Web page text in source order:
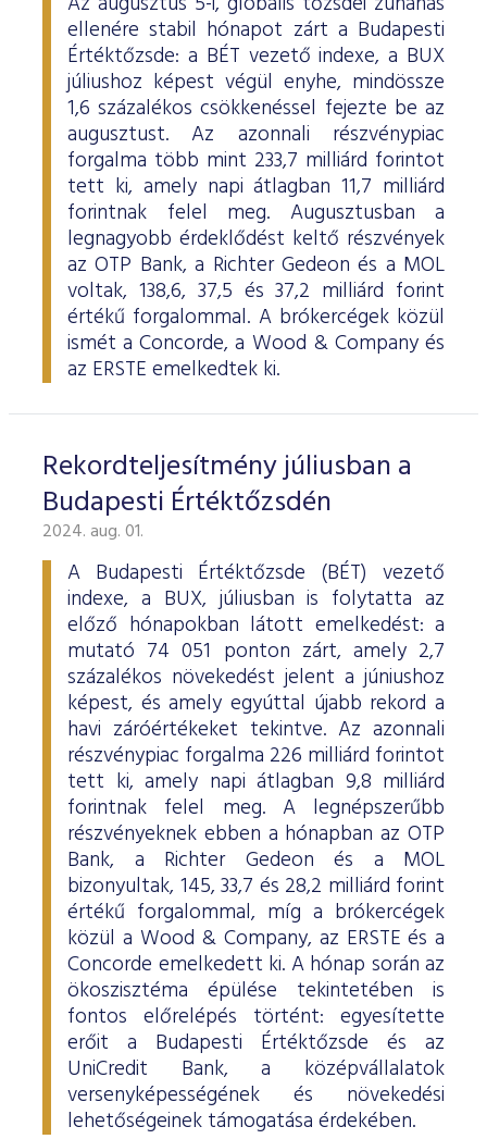
ellenére stabil hónapot zárt a Budapesti
Értéktőzsde: a BÉT vezető indexe, a BUX
júliushoz képest végül enyhe, mindössze
1,6 százalékos csökkenéssel fejezte be az
augusztust. Az azonnali részvénypiac
forgalma több mint 233,7 milliárd forintot
tett ki, amely napi átlagban 11,7 milliárd
forintnak felel meg. Augusztusban a
legnagyobb érdeklődést keltő részvények
az OTP Bank, a Richter Gedeon és a MOL
voltak, 138,6, 37,5 és 37,2 milliárd forint
értékű forgalommal. A brókercégek közül
ismét a Concorde, a Wood & Company és
az ERSTE emelkedtek ki.
Rekordteljesítmény júliusban a
Budapesti Értéktőzsdén
2024. aug. 01.
A Budapesti Értéktőzsde (BÉT) vezető
indexe, a BUX, júliusban is folytatta az
előző hónapokban látott emelkedést: a
mutató 74 051 ponton zárt, amely 2,7
százalékos növekedést jelent a júniushoz
képest, és amely egyúttal újabb rekord a
havi záróértékeket tekintve. Az azonnali
részvénypiac forgalma 226 milliárd forintot
tett ki, amely napi átlagban 9,8 milliárd
forintnak felel meg. A legnépszerűbb
részvényeknek ebben a hónapban az OTP
Bank, a Richter Gedeon és a MOL
bizonyultak, 145, 33,7 és 28,2 milliárd forint
értékű forgalommal, míg a brókercégek
közül a Wood & Company, az ERSTE és a
Concorde emelkedett ki. A hónap során az
ökoszisztéma épülése tekintetében is
fontos előrelépés történt: egyesítette
erőit a Budapesti Értéktőzsde és az
UniCredit Bank, a középvállalatok
versenyképességének és növekedési
lehetőségeinek támogatása érdekében.